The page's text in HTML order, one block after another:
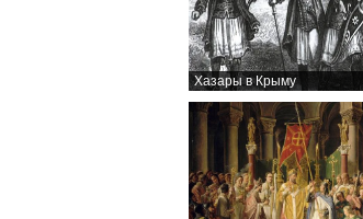
Хазары в Крыму